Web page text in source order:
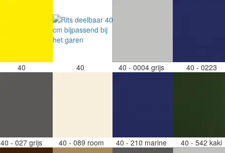
40 40 40 - 0004 grijs 40 - 0223
40 - 027 grijs 40 - 089 room 40 - 210 marine 40 - 542 kaki